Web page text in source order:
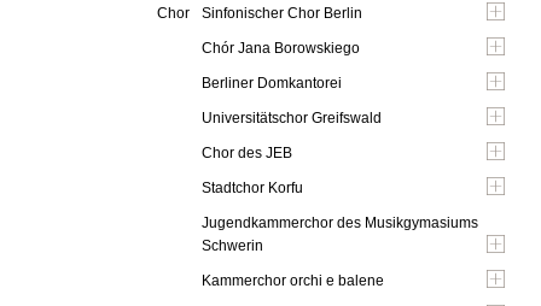
Chor Sinfonischer Chor Berlin
Chór Jana Borowskiego
Berliner Domkantorei
Universitätschor Greifswald
Chor des JEB
Stadtchor Korfu
Jugendkammerchor des Musikgymasiums
Schwerin
Kammerchor orchi e balene